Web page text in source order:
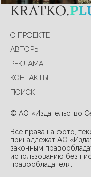
О ПРОЕКТЕ
АВТОРЫ
РЕКЛАМА
КОНТАКТЫ
ПОИСК
© АО «Издательство
Все права на фото,
принадлежат АО
законным
использованию без
правообладателя.